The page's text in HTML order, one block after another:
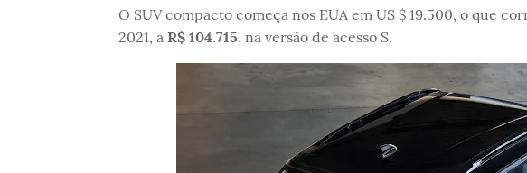
O SUV compacto começa nos EUA em US $ 19.500, o que
2021, a R$ 104.715, na versão de acesso S.